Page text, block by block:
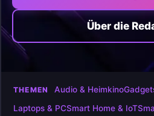
Über die
THEMEN Audio & Heimkino
Laptops & PCSmart Home & IoT